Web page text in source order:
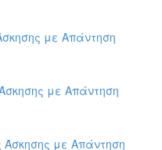
με Απάντηση
με Απάντηση
Άσκησης με Απάντηση